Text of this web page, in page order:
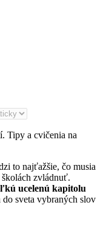
Tipy a cvičenia na
to najťažšie, čo musia
školách zvládnuť.
ucelenú kapitolu
sveta vybraných slov